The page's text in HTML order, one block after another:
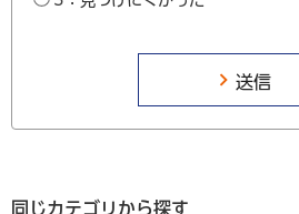
同じカテゴリから探す